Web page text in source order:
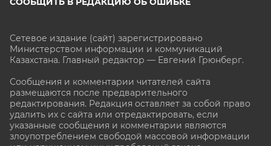
Сетевое издание (сайт) зарегистрировано
Министерством информации и коммуникаций
Казахстана. Главный редактор — Евгений Грюнберг.
Сообщения и комментарии читателей сайта
размещаются после предварительного
редактирования. Редакция оставляет за собой право
удалить их с сайта или отредактировать, если
указанные сообщения и комментарии являются
злоупотреблением свободой массовой информации